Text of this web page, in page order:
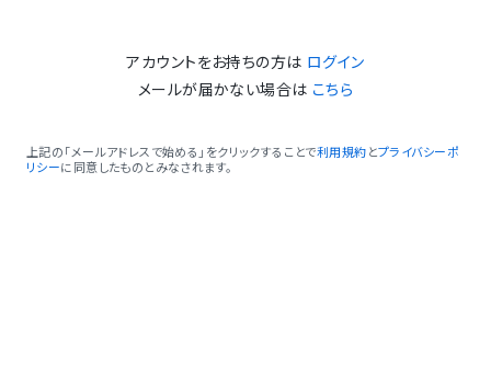
アカウントをお持ちの方は ログイン
メールが届かない場合は こちら
上記の「メールアドレスで始める」をクリックすることで利用規約 とプライバシーポ
リシーに同意したものとみなされます。